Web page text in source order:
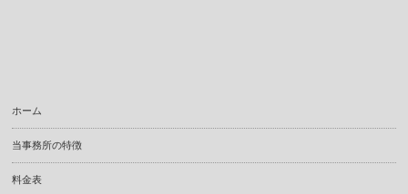
ホーム
当事務所の特徴
料金表